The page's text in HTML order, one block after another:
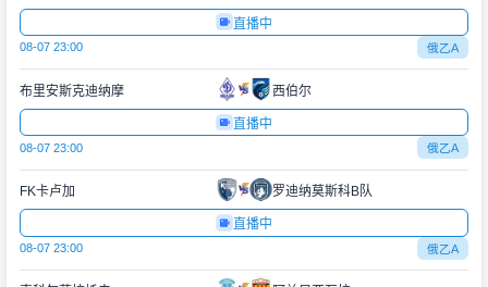
直播中
08-07 23:00 俄乙A
布里安斯克迪纳摩 西伯尔
直播中
08-07 23:00 俄乙A
FK卡卢加 罗迪纳莫斯科B队
直播中
08-07 23:00 俄乙A